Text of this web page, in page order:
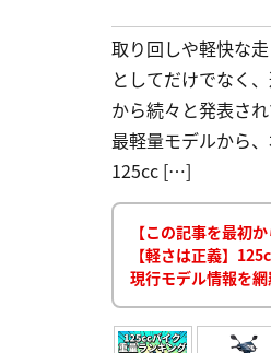
取り回しや軽快な
としてだけでなく
から続々と発表さ
最軽量モデルから
125cc […]
【この記事を最初か
【軽さは正義】
現行モデル情報を